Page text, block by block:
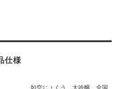
仕様
如空じょくう 大吟醸 全国